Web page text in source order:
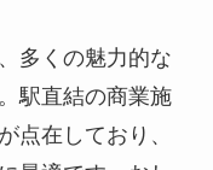
多くの魅力的な
駅直結の商業施
点在しており、